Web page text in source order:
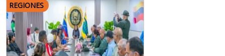
REGIONES